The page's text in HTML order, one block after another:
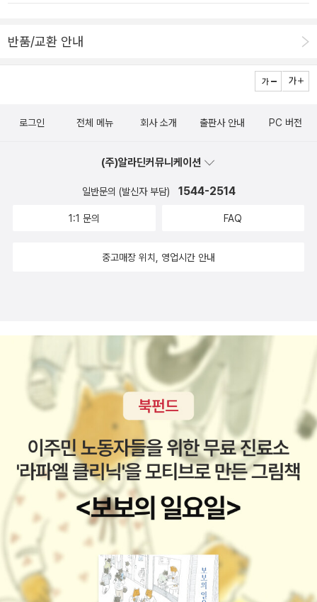
차] 영화 촬영에 함께하며 단역으로 출연하고 영화 속 그림도 직접 그
인의 열광을 눈으로 직접 보고 <설국열차>에는 아직도 할 이야기가
많다는 것을 확신했다. 프랑스 만화계의 떠오르는 신예 작가 올리비
에 보케와 손을 잡고 그는 전작 세 편은 물론 영화까지 아우르는, 반세
4년 국내에 처음 번역, 출간되었던 <설국열차> 1, 2, 3권을 합본해
국열차 종착역>을 2016년 5월 국내에 정식 출간하였다. 이로써 19
84년 1권 출간 이후 디스토피아 SF의 전설로 군림해 온 이 그래픽노
이야기> 한국에세이, 술~ 신나는 새싹 시리즈 35권. 생활력
로, 아릿한 추억의 따스한 감성을 화가 김근희 선생님의 유화 그림으
로, 그리고 꽃할배가 되기까지. 풀꽃들과 함께 그윽한 우정을 나누며
온 산의 꽃들을 지게에 한가득 담아 지던 할아버지의 이야기를 아름
답게 그려내 더욱 깊은 여운을 전한다. -알라딘 책소개 처음 출간
된 이후로 사랑의 대명사가 되었고, 작가 지미 리아오를 오늘의 위치
에 있게 만들어준 작품이다. 1999년 처음 출판 된 이후 책 뿐만 아니
라 영화, TV드라마로 만들어지고, 연극, 뮤지컬 등 여러 가지의 형태
로 지금까지 많은 이들의 사랑을 받아 오고 있다. 차갑고 복잡한 도시
에서 매일 똑같이 습관적으로 지나치게 되는 풍경과 사람들 속에서
일상을 살아가는 한 남녀의 사랑이야기이다. 책을 넘기면 왼쪽에는
여자의 이야기가, 오른쪽에는 남자의 이야기가 펼쳐진다. 외출할 때
면 목적지가 어디이든 여자는 항상 습관적으로 왼쪽으로, 남자는 항
상 오른쪽으로만 간다. 두 사람은 서로 만날 듯 만날 듯 하면서도 어긋
난다. -알라딘 책소개 작가 정유정이 돌아왔다. 펴내는 작품마다
반품/교환 안내
로그인 전체 메뉴 회사 소개 출판사 안내 PC 버전
(주)알라딘커뮤니케이션
일반문의 (발신자 부담) 1544-2514
1:1 문의 FAQ
중고매장 위치, 영업시간 안내